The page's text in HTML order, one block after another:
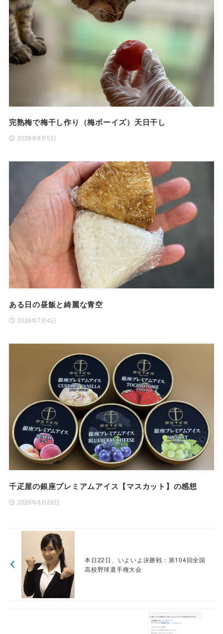
完熟梅で梅干し作り（梅ボーイズ）天日干し
2026年8月5日
ある日の昼飯と綺麗な青空
2026年7月4日
千疋屋の銀座プレミアムアイス【マスカット】の感想
2026年6月26日
本日22日、いよいよ決勝戦：第104回全国
高校野球選手権大会